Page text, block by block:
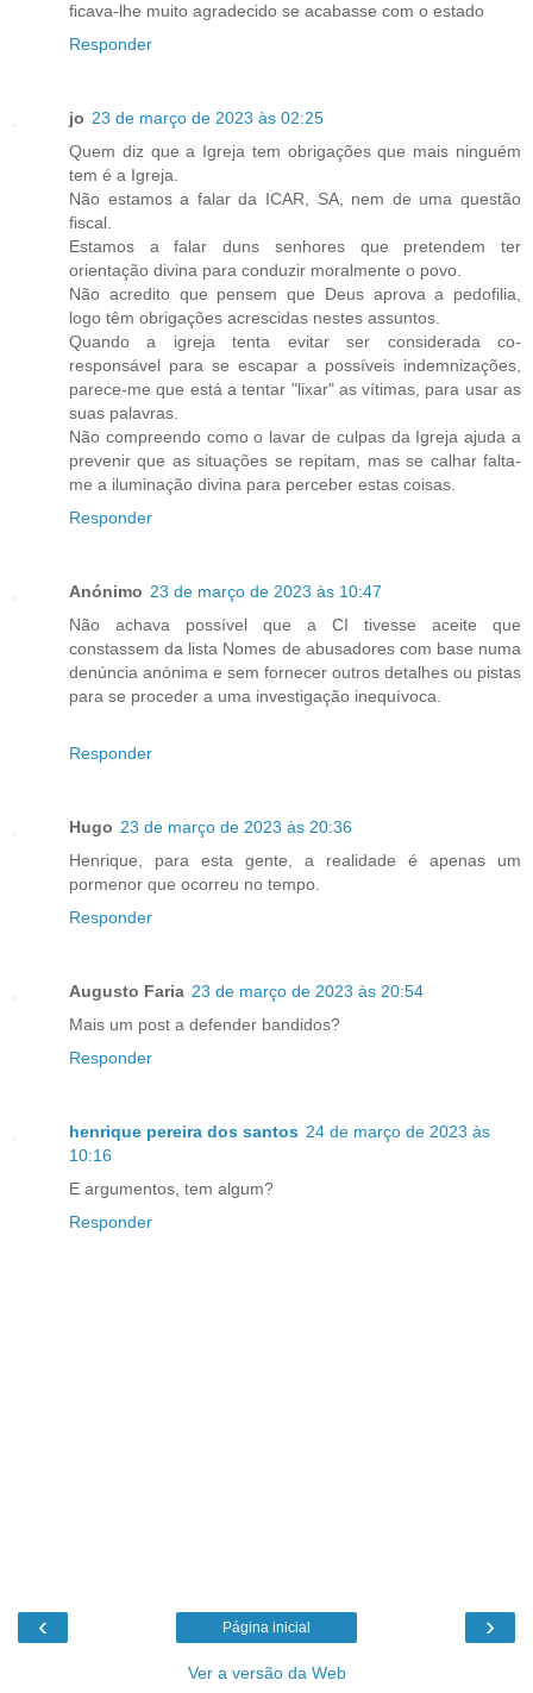
ficava-lhe muito agradecido se acabasse com o estado
Responder
jo 23 de março de 2023 às 02:25
Quem diz que a Igreja tem obrigações que mais ninguém
tem é a Igreja.
Não estamos a falar da ICAR, SA, nem de uma questão
fiscal.
Estamos a falar duns senhores que pretendem ter
orientação divina para conduzir moralmente o povo.
Não acredito que pensem que Deus aprova a pedofilia,
logo têm obrigações acrescidas nestes assuntos.
Quando a igreja tenta evitar ser considerada co-
responsável para se escapar a possíveis indemnizações,
parece-me que está a tentar "lixar" as vítimas, para usar as
suas palavras.
Não compreendo como o lavar de culpas da Igreja ajuda a
prevenir que as situações se repitam, mas se calhar falta-
me a iluminação divina para perceber estas coisas.
Responder
Anónimo 23 de março de 2023 às 10:47
Não achava possível que a CI tivesse aceite que
constassem da lista Nomes de abusadores com base numa
denúncia anónima e sem fornecer outros detalhes ou pistas
para se proceder a uma investigação inequívoca.
Responder
Hugo 23 de março de 2023 às 20:36
Henrique, para esta gente, a realidade é apenas um
pormenor que ocorreu no tempo.
Responder
Augusto Faria 23 de março de 2023 às 20:54
Mais um post a defender bandidos?
Responder
henrique pereira dos santos 24 de março de 2023 às
10:16
E argumentos, tem algum?
Responder
‹ ›
Página inicial
Ver a versão da Web